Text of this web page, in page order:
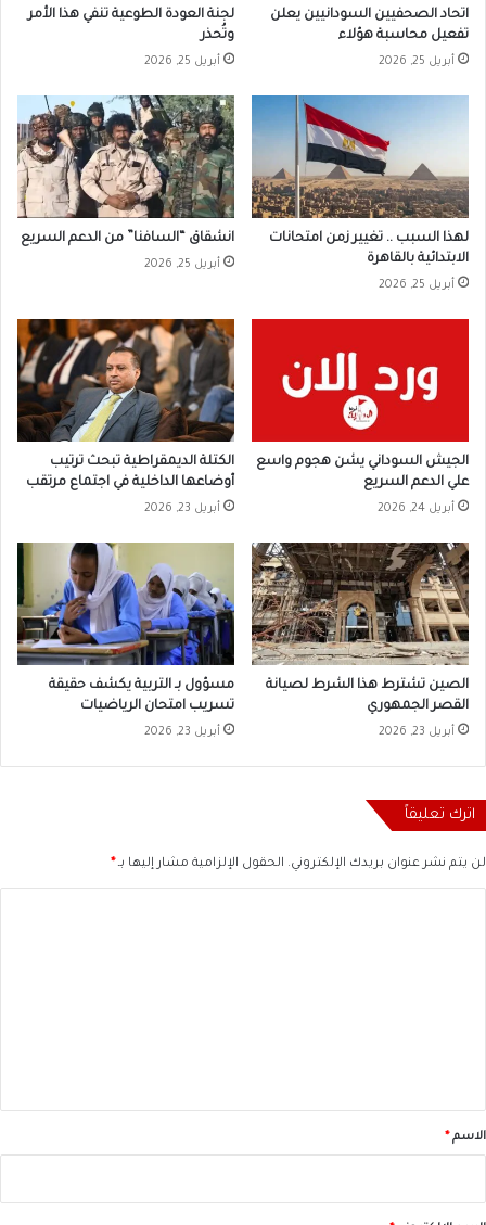
اتحاد الصحفيين السودانيين يعلن
تفعيل محاسبة هؤلاء
أبريل 25, 2026
لجنة العودة الطوعية تنفي هذا الأمر
وتُحذر
أبريل 25, 2026
لهذا السبب .. تغيير زمن امتحانات
الابتدائية بالقاهرة
أبريل 25, 2026
انشقاق “السافنا” من الدعم السريع
أبريل 25, 2026
الجيش السوداني يشن هجوم واسع
علي الدعم السريع
أبريل 24, 2026
الكتلة الديمقراطية تبحث ترتيب
أوضاعها الداخلية في اجتماع مرتقب
أبريل 23, 2026
الصين تشترط هذا الشرط لصيانة
القصر الجمهوري
أبريل 23, 2026
مسؤول بـ التربية يكشف حقيقة
تسريب امتحان الرياضيات
أبريل 23, 2026
اترك تعليقاً
لن يتم نشر عنوان بريدك الإلكتروني. الحقول الإلزامية مشار إليها بـ*
*الاسم*